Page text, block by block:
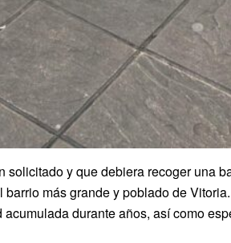
y que debiera recoger una
más grande y poblado de
durante años, así como